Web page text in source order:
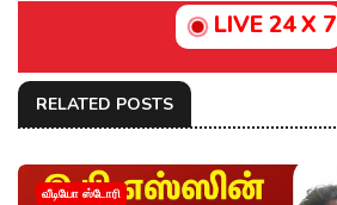
LIVE 24 X 7
RELATED POSTS
வீடியோ ஸ்டோரி